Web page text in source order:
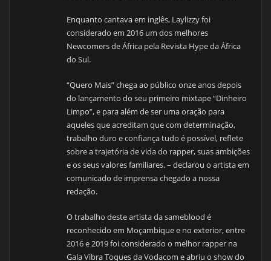
Enquanto cantava em inglês, Laylizzy foi
considerado em 2016 um dos melhores
Newcomers de África pela Revista Hype da África
do Sul.
“Quero Mais” chega ao público onze anos depois
do lançamento do seu primeiro mixtape “Dinheiro
Limpo”, e para além de ser uma oração para
aqueles que acreditam que com determinação,
trabalho duro e confiança tudo é possível, reflete
sobre a trajetória de vida do rapper, suas ambições
e os seus valores familiares. – declarou o artista em
comunicado de imprensa chegado a nossa
redação.
O trabalho deste artista da sameblood é
reconhecido em Moçambique e no exterior, entre
2016 e 2019 foi considerado o melhor rapper na
Gala Vibra Toques da Vodacom e abriu o show do